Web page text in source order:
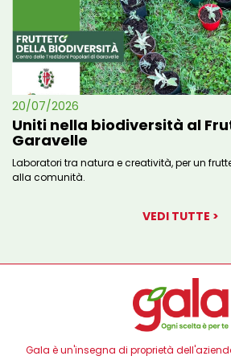
20/07/2026
Uniti nella biodiversità al
Garavelle
Laboratori tra natura e creatività, per un
alla comunità.
VEDI TUTTE >